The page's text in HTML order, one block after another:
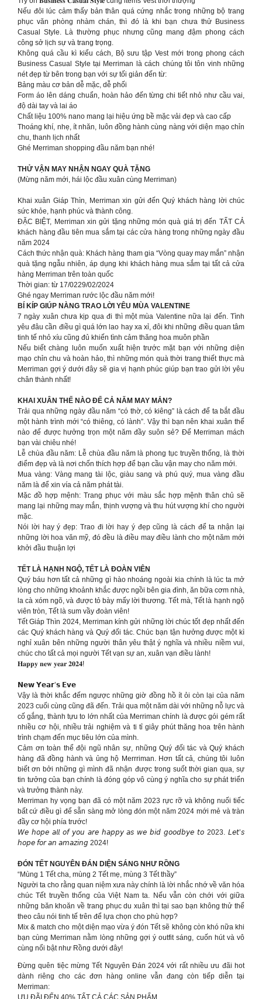
Nếu đôi lúc cảm thấy bản thân quá cứng nhắc trong những bộ trang
phục văn phòng nhàm chán, thì đó là khi bạn chưa thử Business
Casual Style. Là thường phục nhưng cũng mang đậm phong cách
công sở lịch sự và trang trọng.
Không quá cầu kì kiểu cách, Bộ sưu tập Vest mới trong phong cách
Business Casual Style tại Merriman là cách chúng tôi tôn vinh những
nét đẹp từ bên trong bạn với sự tối giản đến từ:
Bảng màu cơ bản dễ mặc, dễ phối
Form áo lên dáng chuẩn, hoàn hảo đến từng chi tiết nhỏ như cầu vai,
độ dài tay và lai áo
Chất liệu 100% nano mang lại hiệu ứng bề mặc vải đẹp và cao cấp
Thoáng khí, nhẹ, ít nhăn, luôn đồng hành cùng nàng với diện mạo chỉn
chu, thanh lịch nhất
Ghé Merriman shopping đầu năm bạn nhé!
THỬ VẬN MAY NHẬN NGAY QUÀ TẶNG
(Mừng năm mới, hái lộc đầu xuân cùng Merriman)
Khai xuân Giáp Thìn, Merriman xin gửi đến Quý khách hàng lời chúc
sức khỏe, hạnh phúc và thành công.
ĐẶC BIỆT, Merriman xin gửi tặng những món quà giá trị đến TẤT CẢ
khách hàng đầu tiên mua sắm tại các cửa hàng trong những ngày đầu
năm 2024
Cách thức nhận quà: Khách hàng tham gia “Vòng quay may mắn” nhận
quà tặng ngẫu nhiên, áp dụng khi khách hàng mua sắm tại tất cả cửa
hàng Merriman trên toàn quốc
Thời gian: từ 17/0229/02/2024
Ghé ngay Merriman rước lộc đầu năm mới!
BÍ KÍP GIÚP NÀNG TRAO LỜI YÊU MÙA VALENTINE
7 ngày xuân chưa kịp qua đi thì một mùa Valentine nữa lại đến. Tình
yêu đâu cần điều gì quá lớn lao hay xa xỉ, đôi khi những điều quan tâm
tinh tế nhỏ xíu cũng đủ khiến tình cảm thăng hoa muôn phần
Nếu biết chàng luôn muốn xuất hiện trước mặt bạn với những diện
mạo chỉn chu và hoàn hảo, thì những món quà thời trang thiết thực mà
Merriman gợi ý dưới đây sẽ gia vị hạnh phúc giúp bạn trao gửi lời yêu
chân thành nhất!
KHAI XUÂN THẾ NÀO ĐỂ CẢ NĂM MAY MẮN?
Trải qua những ngày đầu năm “có thờ, có kiêng” là cách để ta bắt đầu
một hành trình mới “có thiêng, có lành”. Vậy thì bạn nên khai xuân thế
nào để được hưởng trọn một năm đầy suôn sẻ? Để Merriman mách
bạn vài chiêu nhé!
Lễ chùa đầu năm: Lễ chùa đầu năm là phong tục truyền thống, là thời
điểm đẹp và là nơi chốn thích hợp để bạn cầu vận may cho năm mới.
Mua vàng: Vàng mang tài lộc, giàu sang và phú quý, mua vàng đầu
năm là để xin vía cả năm phát tài.
Mặc đồ hợp mệnh: Trang phục với màu sắc hợp mệnh thân chủ sẽ
mang lại những may mắn, thịnh vượng và thu hút vượng khí cho người
mặc.
Nói lời hay ý đẹp: Trao đi lời hay ý đẹp cũng là cách để ta nhận lại
những lời hoa văn mỹ, đó đều là điều may điều lành cho một năm mới
khởi đầu thuận lợi
TẾT LÀ HẠNH NGỘ, TẾT LÀ ĐOÀN VIÊN
Quý báu hơn tất cả những gì hào nhoáng ngoài kia chính là lúc ta mở
lòng cho những khoảnh khắc được ngồi bên gia đình, ăn bữa cơm nhà,
la cà xóm ngõ, và được tỏ bày mấy lời thương. Tết mà, Tết là hạnh ngộ
viên tròn, Tết là sum vầy đoàn viên!
Tết Giáp Thìn 2024, Merriman kính gửi những lời chúc tốt đẹp nhất đến
các Quý khách hàng và Quý đối tác. Chúc bạn tận hưởng được một kì
nghỉ xuân bên những người thân yêu thật ý nghĩa và nhiều niềm vui,
chúc cho tất cả mọi người Tết vạn sự an, xuân vạn điều lành!
𝐇𝐚𝐩𝐩𝐲 𝐧𝐞𝐰 𝐲𝐞𝐚𝐫 𝟐𝟎𝟐𝟒!
𝗡𝗲𝘄 𝗬𝗲𝗮𝗿’𝘀 𝗘𝘃𝗲
Vậy là thời khắc đếm ngược những giờ đồng hồ ít ỏi còn lại của năm
2023 cuối cùng cũng đã đến. Trải qua một năm dài với những nỗ lực và
cố gắng, thành tựu to lớn nhất của Merriman chính là được gói gém rất
nhiều cơ hội, nhiều trải nghiệm và ti tỉ giây phút thăng hoa trên hành
trình chạm đến mục tiêu lớn của mình.
Cảm ơn toàn thể đội ngũ nhân sự, những Quý đối tác và Quý khách
hàng đã đồng hành và ủng hộ Merrriman. Hơn tất cả, chúng tôi luôn
biết ơn bởi những gì mình đã nhận được trong suốt thời gian qua, sự
tin tưởng của bạn chính là đóng góp vô cùng ý nghĩa cho sự phát triển
và trưởng thành này.
Merriman hy vọng bạn đã có một năm 2023 rực rỡ và không nuối tiếc
bất cứ điều gì để sẵn sàng mở lòng đón một năm 2024 mới mẻ và tràn
đầy cơ hội phía trước!
𝘞𝘦 𝘩𝘰𝘱𝘦 𝘢𝘭𝘭 𝘰𝘧 𝘺𝘰𝘶 𝘢𝘳𝘦 𝘩𝘢𝘱𝘱𝘺 𝘢𝘴 𝘸𝘦 𝘣𝘪𝘥 𝘨𝘰𝘰𝘥𝘣𝘺𝘦 𝘵𝘰 2023. 𝘓𝘦𝘵’𝘴
𝘩𝘰𝘱𝘦 𝘧𝘰𝘳 𝘢𝘯 𝘢𝘮𝘢𝘻𝘪𝘯𝘨 2024!
ĐÓN TẾT NGUYÊN ĐÁN DIỆN SÁNG NHƯ RỒNG
“Mùng 1 Tết cha, mùng 2 Tết mẹ, mùng 3 Tết thầy”
Người ta cho rằng quan niệm xưa này chính là lời nhắc nhớ về văn hóa
chúc Tết truyền thống của Việt Nam ta. Nếu vẫn còn chới với giữa
những băn khoăn về trang phục du xuân thì tại sao bạn không thử thể
theo câu nói tinh tế trên để lựa chọn cho phù hợp?
Mix & match cho một diện mạo vừa ý đón Tết sẽ không còn khó nữa khi
bạn cùng Merriman nằm lòng những gợi ý outfit sáng, cuốn hút và vô
cùng nổi bật như Rồng dưới đây!
Đừng quên tiệc mừng Tết Nguyên Đán 2024 với rất nhiều ưu đãi hot
dành riêng cho các đơn hàng online vẫn đang còn tiếp diễn tại
Merriman:
ƯU ĐÃI ĐẾN 40% TẤT CẢ CÁC SẢN PHẨM